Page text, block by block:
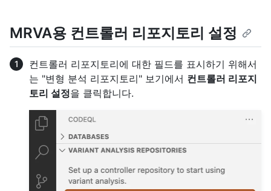
MRVA용 컨트롤러 리포지토리 설정
컨트롤러 리포지토리에 대한 필드를 표시하기 위해서
는 "변형 분석 리포지토리" 보기에서 컨트롤러 리포지
토리 설정을 클릭합니다.